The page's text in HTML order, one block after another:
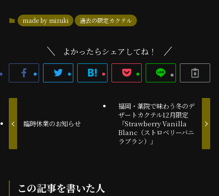
made by mizuki 過去の限定カクテル
よかったらシェアしてね！
臨時休業のお知らせ
福岡・薬院で味わう冬のデ
ザートカクテル12月限定
「Strawberry Vanilla
Blanc（ストロベリーバニ
ラブラン）」
この記事を書いた人